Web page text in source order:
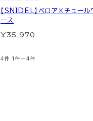
【SNIDEL】ベロア×チュール
ース
¥35,970
4件 1件～4件